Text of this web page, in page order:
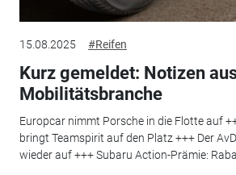
15.08.2025 #Reifen
Kurz gemeldet: Notizen
Mobilitätsbranche
Europcar nimmt Porsche in die Flotte auf
bringt Teamspirit auf den Platz +++ Der
wieder auf +++ Subaru Action-Prämie: